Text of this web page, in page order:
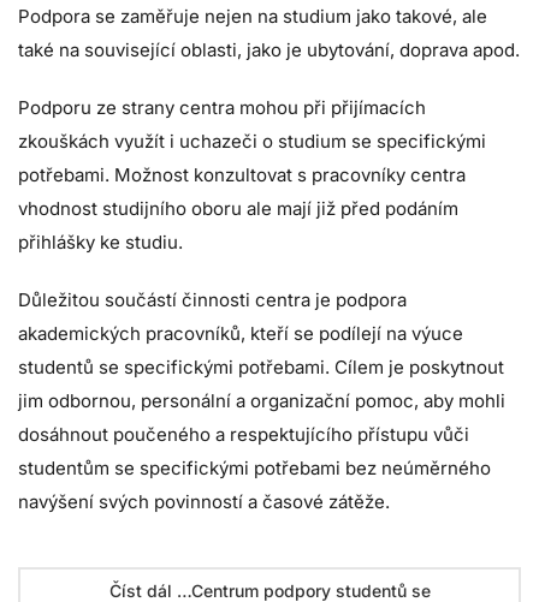
Podpora se zaměřuje nejen na studium jako takové, ale
také na související oblasti, jako je ubytování, doprava apod.
Podporu ze strany centra mohou při přijímacích
zkouškách využít i uchazeči o studium se specifickými
potřebami. Možnost konzultovat s pracovníky centra
vhodnost studijního oboru ale mají již před podáním
přihlášky ke studiu.
Důležitou součástí činnosti centra je podpora
akademických pracovníků, kteří se podílejí na výuce
studentů se specifickými potřebami. Cílem je poskytnout
jim odbornou, personální a organizační pomoc, aby mohli
dosáhnout poučeného a respektujícího přístupu vůči
studentům se specifickými potřebami bez neúměrného
navýšení svých povinností a časové zátěže.
Číst dál …Centrum podpory studentů se